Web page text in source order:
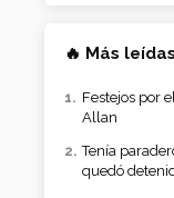
🔥 Más leídas
Festejos por
Allan
Tenía
quedó